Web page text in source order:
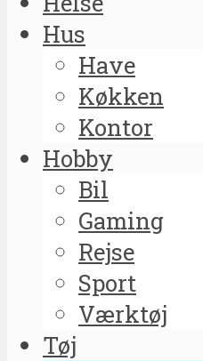
Hus
Have
Køkken
Kontor
Hobby
Bil
Gaming
Rejse
Sport
Værktøj
Tøj